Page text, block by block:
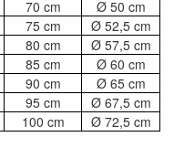
70 cm
Ø 50 cm
75 cm
Ø 52,5 cm
80 cm
Ø 57,5 cm
85 cm
Ø 60 cm
90 cm
Ø 65 cm
95 cm
Ø 67,5 cm
100 cm
Ø 72,5 cm